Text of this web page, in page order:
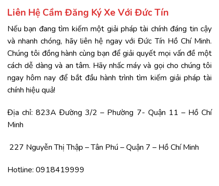
Liên Hệ Cầm Đăng Ký Xe Với Đức Tín
Nếu bạn đang tìm kiếm một giải pháp tài chính đáng tin cậy
và nhanh chóng, hãy liên hệ ngay vớiĐức Tín Hồ Chí Minh.
Chúng tôi đồng hành cùng bạn để giải quyết mọi vấn đề một
cách dễ dàng và an tâm. Hãy nhấc máy và gọi cho chúng tôi
ngay hôm nay để bắt đầu hành trình tìm kiếm giải pháp tài
chính hiệu quả!
Địa chỉ: 823A Đường 3/2 – Phường 7- Quận 11 – Hồ Chí
Minh
227 Nguyễn Thị Thập – Tân Phú – Quận 7 – Hồ Chí Minh
Hotline: 0918419999